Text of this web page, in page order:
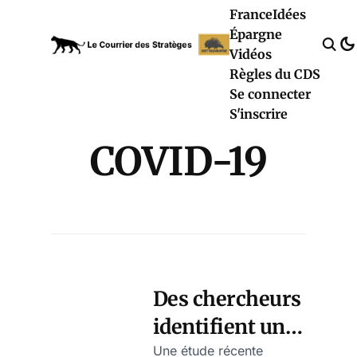
FranceIdées
Épargne
Vidéos
Règles du CDS
Se connecter
S'inscrire
COVID-19
Des chercheurs
identifient un
Une étude récente